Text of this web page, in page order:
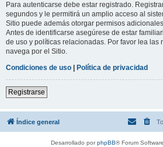
Para autenticarse debe estar registrado.
segundos y le permitirá un amplio acceso al
Sitio puede además otorgar permisos
Antes de identificarse asegúrese de estar
de uso y políticas relacionadas. Por favor lea las
navega por el Sitio.
Condiciones de uso
Política de privacidad
Registrarse
Índice general
Desarrollado porphpBB® Forum